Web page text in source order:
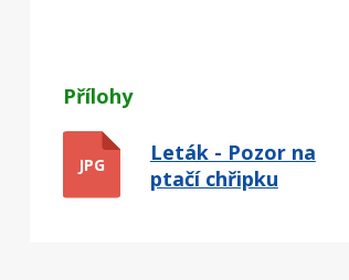
Přílohy
JPG
Leták - Pozor na
ptačí chřipku